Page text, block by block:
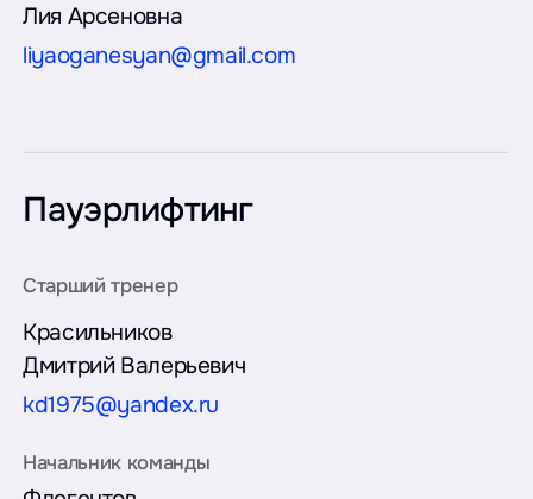
Лия Арсеновна
liyaoganesyan@gmail.com
Пауэрлифтинг
Красильников
Дмитрий Валерьевич
kd1975@yandex.ru